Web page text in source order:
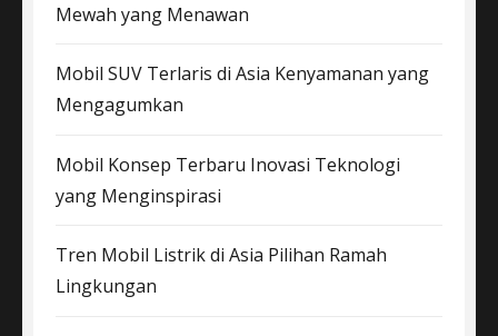
Mewah yang Menawan
Mobil SUV Terlaris di Asia Kenyamanan yang
Mengagumkan
Mobil Konsep Terbaru Inovasi Teknologi
yang Menginspirasi
Tren Mobil Listrik di Asia Pilihan Ramah
Lingkungan